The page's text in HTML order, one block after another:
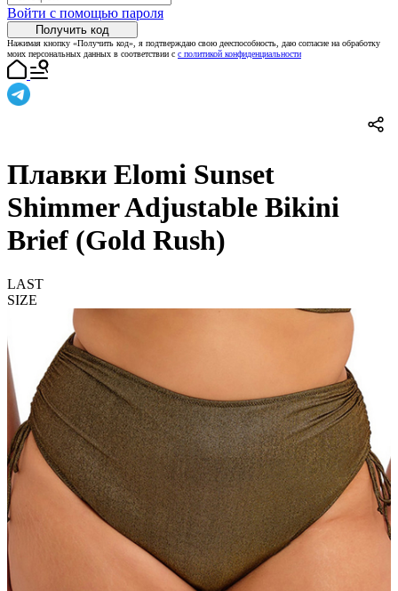
Войти с помощью пароля
Получить код
Нажимая кнопку «Получить код», я подтверждаю свою дееспособность, даю согласие на обработку
моих персональных данных в соответствии с с политикой конфиденциальности
Плавки Elomi Sunset
Shimmer Adjustable Bikini
Brief (Gold Rush)
LAST
SIZE